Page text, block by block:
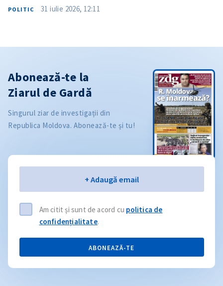
POLITIC 31 iulie 2026, 12:11
Abonează-te la
Ziarul de Gardă
Singurul ziar de investigații din
Republica Moldova. Abonează-te și tu!
+ Adaugă email
Am citit și sunt de acord cu politica de
confidențialitate.
ABONEAZĂ-TE